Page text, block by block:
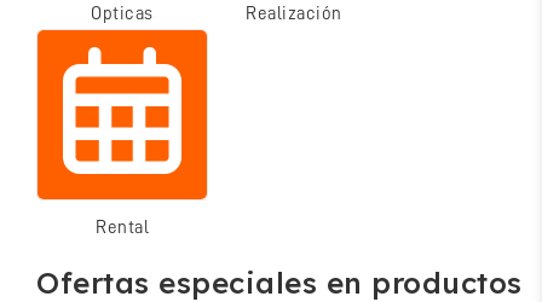
Opticas Realización
Rental
Ofertas especiales en productos